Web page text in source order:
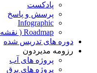
پادکست
پرسش و پاسخ
Infographic
Roadmap ( نقشه راه )
دوره های تدریس شده
رزومه مدیردون
پروژه های آب
پروژه های برق